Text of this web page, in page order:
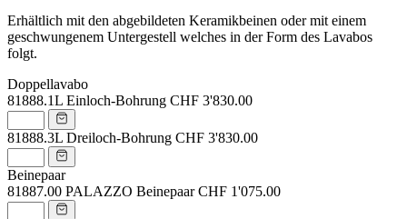
Erhältlich mit den abgebildeten Keramikbeinen oder mit einem
geschwungenem Untergestell welches in der Form des Lavabos
folgt.
Doppellavabo
81888.1L Einloch-Bohrung CHF 3'830.00
81888.3L Dreiloch-Bohrung CHF 3'830.00
Beinepaar
81887.00 PALAZZO Beinepaar CHF 1'075.00